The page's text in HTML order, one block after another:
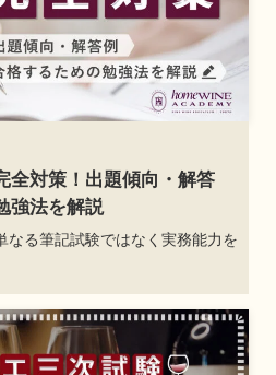
全対策！出題傾向・解答
強法を解説
なる筆記試験ではなく実務能力を